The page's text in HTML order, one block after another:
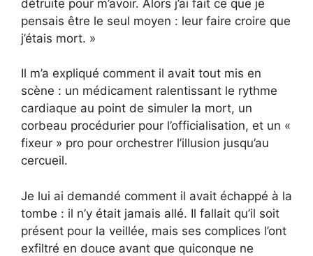
détruite pour m’avoir. Alors j’ai fait ce que je
pensais être le seul moyen : leur faire croire que
j’étais mort. »
Il m’a expliqué comment il avait tout mis en
scène : un médicament ralentissant le rythme
cardiaque au point de simuler la mort, un
corbeau procédurier pour l’officialisation, et un «
fixeur » pro pour orchestrer l’illusion jusqu’au
cercueil.
Je lui ai demandé comment il avait échappé à la
tombe : il n’y était jamais allé. Il fallait qu’il soit
présent pour la veillée, mais ses complices l’ont
exfiltré en douce avant que quiconque ne